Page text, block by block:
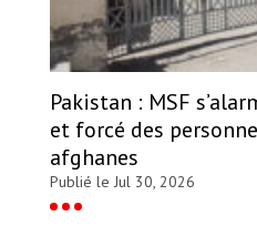
Pakistan : MSF
et forcé des
afghanes
Publié le Jul 30, 2026